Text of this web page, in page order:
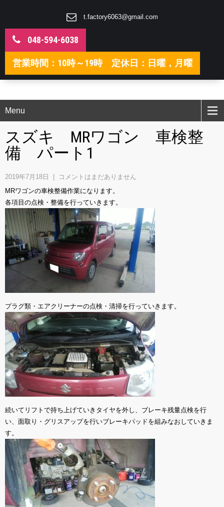
t.factory6063@gmail.com
048-594-6038
営業時間：10時～19時 定休日：日曜，月曜
Menu
スズキ MRワゴン 車検整
備 パート1
2019年7月18日
コメントはまだありません
MRワゴンの車検整備作業になります。
各項目の点検・整備を行っていきます。
プラグ類・エアクリーナーの点検・清掃を行っていきます。
続いてリフトで持ち上げていきタイヤを外し、ブレーキ残量点検を行
い、面取り・グリスアップを行いブレーキパッドを組みなおしていきま
す。